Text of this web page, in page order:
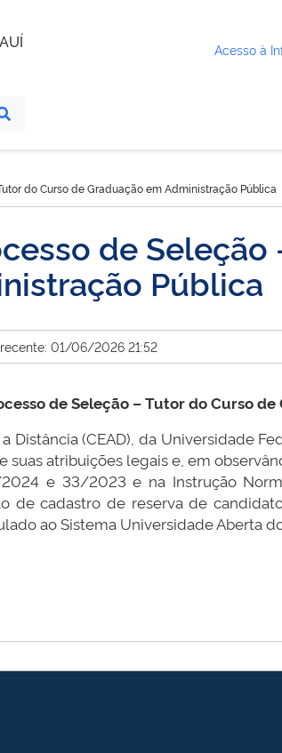
Acesso à
do Curso de Graduação em Administração Pública
de Seleção
Pública
01/06/2026 21:52
de Seleção – Tutor do Curso
Distância (CEAD), da Universidade
suas atribuições legais e, em
e 33/2023 e na Instrução
de cadastro de reserva de
ao Sistema Universidade Aberta